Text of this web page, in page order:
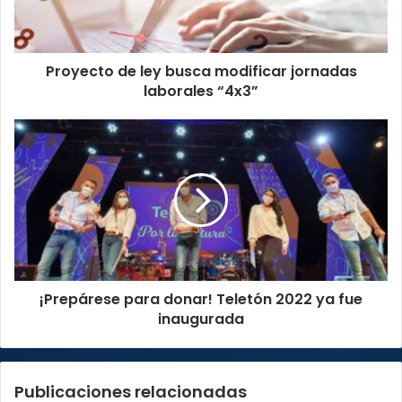
laborales
“4x3”
Proyecto de ley busca modificar jornadas
laborales “4x3”
¡Prepárese
para
donar!
Teletón
2022
ya
fue
inaugurada
¡Prepárese para donar! Teletón 2022 ya fue
inaugurada
Publicaciones relacionadas